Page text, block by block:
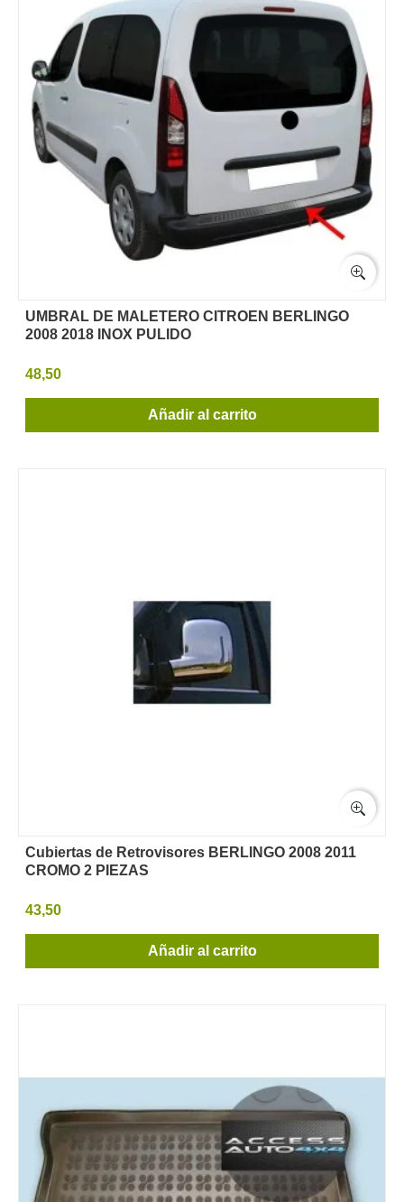
UMBRAL DE MALETERO CITROEN BERLINGO
2008 2018 INOX PULIDO
48,50
Añadir al carrito
Cubiertas de Retrovisores BERLINGO 2008 2011
CROMO 2 PIEZAS
43,50
Añadir al carrito